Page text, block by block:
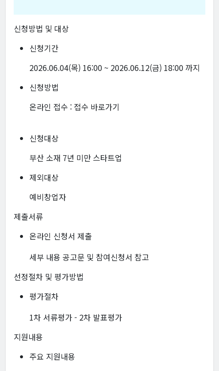
신청방법 및 대상
신청기간
2026.06.04(목) 16:00 ~ 2026.06.12(금) 18:00 까지
신청방법
온라인 접수 : 접수 바로가기
신청대상
부산 소재 7년 미만 스타트업
제외대상
예비창업자
제출서류
온라인 신청서 제출
세부 내용 공고문 및 참여신청서 참고
선정절차 및 평가방법
평가절차
1차 서류평가 - 2차 발표평가
지원내용
주요 지원내용